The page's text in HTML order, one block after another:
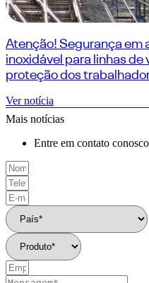
Atenção! Segurança em
inoxidável para linhas de
proteção dos
Ver notícia
Mais notícias
Entre em contato conosco